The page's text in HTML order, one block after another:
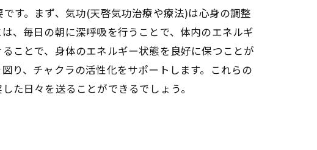
す。まず、気功(天啓気功治療や療法)は心身の調整
、毎日の朝に深呼吸を行うことで、体内のエネルギ
ことで、身体のエネルギー状態を良好に保つことが
り、チャクラの活性化をサポートします。これらの
た日々を送ることができるでしょう。